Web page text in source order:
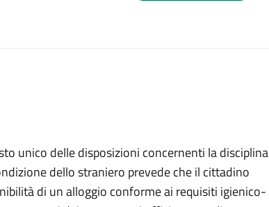
unico delle disposizioni concernenti la disciplina
dello straniero prevede che il cittadino
di un alloggio conforme ai requisiti igienico-